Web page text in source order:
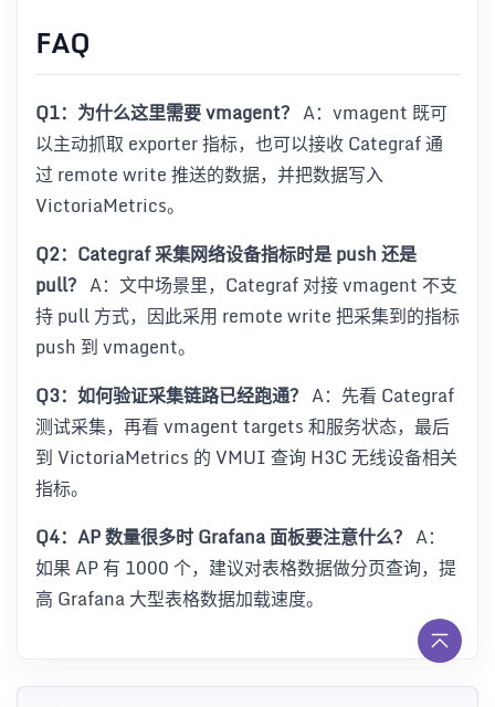
FAQ
Q1：为什么这里需要 vmagent？ A：vmagent 既可
以主动抓取 exporter 指标，也可以接收 Categraf 通
过 remote write 推送的数据，并把数据写入
VictoriaMetrics。
Q2：Categraf 采集网络设备指标时是 push 还是
pull？ A：文中场景里，Categraf 对接 vmagent 不支
持 pull 方式，因此采用 remote write 把采集到的指标
push 到 vmagent。
Q3：如何验证采集链路已经跑通？ A：先看 Categraf
测试采集，再看 vmagent targets 和服务状态，最后
到 VictoriaMetrics 的 VMUI 查询 H3C 无线设备相关
指标。
Q4：AP 数量很多时 Grafana 面板要注意什么？ A：
如果 AP 有 1000 个，建议对表格数据做分页查询，提
高 Grafana 大型表格数据加载速度。